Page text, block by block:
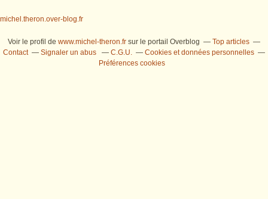
michel.theron.over-blog.fr
Voir le profil de www.michel-theron.fr sur le portail Overblog
Top articles
Contact
Signaler un abus C.G.U.
Cookies et données personnelles
Préférences cookies